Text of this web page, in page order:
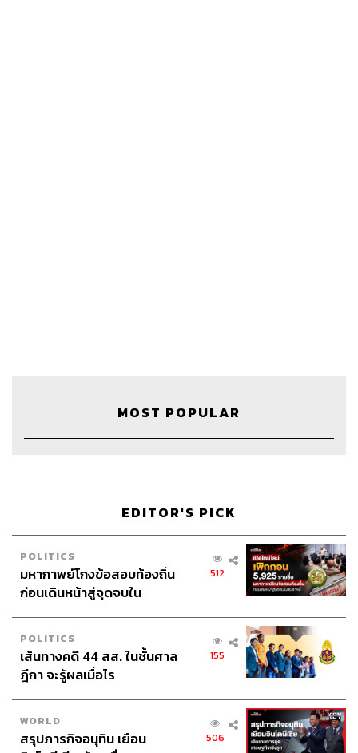
ปวริศา ตั้งตุลานนท์
Creativeนัทธมน หัวใจ
ฉัตรชัย เฉยชิต
Video editorเสาวภา โตสวาท
Channel Manager
เชษฐพงศ์ ชูประดิษฐ์
Channel Adminเอกราช มอเซอร์
Proofreaderนัฐฐา สอนกลิ่น
สุทธกิตติ์​ สุทธาวรรณกุล, ธิติกร ลิ้ม
ทองมณี, วนัชพร ดวงนิล, วิมลณัฐ พรศิริอนันต์
Archive Officerชริน จำปาวัน
MOST POPULAR
EDITOR'S PICK
POLITICS
มหากาพย์โกงข้อสอบท้องถิ่น
ก่อนเดินหน้าสู่จุดจบใน
512
POLITICS
เส้นทางคดี 44 สส. ในชั้นศาล
ฎีกา จะรู้ผลเมื่อไร
155
WORLD
สรุปภารกิจอนุทิน เยือน
506